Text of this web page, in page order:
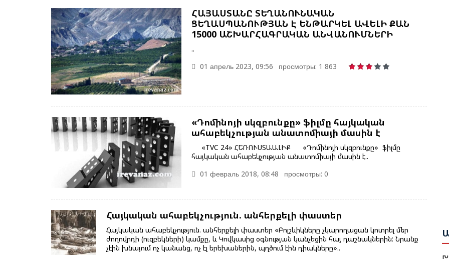
ՀԱՅԱՍՏԱՆԸ ՏԵՂԱՆՈՒՆԱԿԱՆ
ՑԵՂԱՍՊԱՆՈՒԹՅԱՆ Է ԵՆԹԱՐԿԵԼ ԱՎԵԼԻ ՔԱՆ
15000 ԱՇԽԱՐՀԱԳՐԱԿԱՆ ԱՆՎԱՆՈՒՄՆԵՐԻ
..
01 апрель 2023, 09:56
просмотры: 1 863
«Դոմինոյի սկզբունքը» ֆիլմը հայկական
ահաբեկչության անատոմիայի մասին է
«TVC 24» ՀԵՌՈՒՍՏԱԱԼԻՔ «Դոմինոյի սկզբունքը» ֆիլմը
հայկական ահաբեկչության անատոմիայի մասին է..
01 февраль 2018, 08:48
просмотры: 0
Հայկական ահաբեկչություն. անհերքելի փաստեր
Հայկական ահաբեկչություն. անհերքելի փաստեր «Բոլշևիկները չկարողացան կոտրել մեր
ժողովրդի (ուզբեկների) կամքը, և Կովկասից օգնության կանչեցին հայ դաշնակներին: Նրանք
չէին խնայում ոչ կանանց, ոչ էլ երեխաներին, պղծում էին դիակները»..